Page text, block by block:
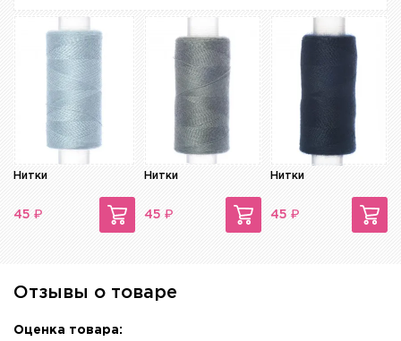
Нитки
45 ₽
Нитки
45 ₽
Нитки
45 ₽
Отзывы о товаре
Оценка товара: